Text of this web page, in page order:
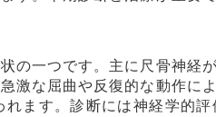
の一つです。主に尺骨神経
激な屈曲や反復的な動作に
ます。診断には神経学的